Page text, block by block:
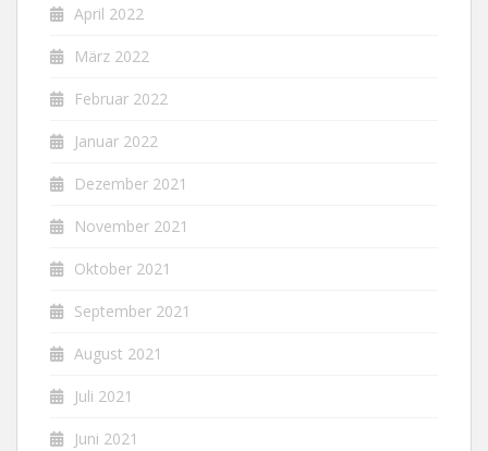
April 2022
März 2022
Februar 2022
Januar 2022
Dezember 2021
November 2021
Oktober 2021
September 2021
August 2021
Juli 2021
Juni 2021